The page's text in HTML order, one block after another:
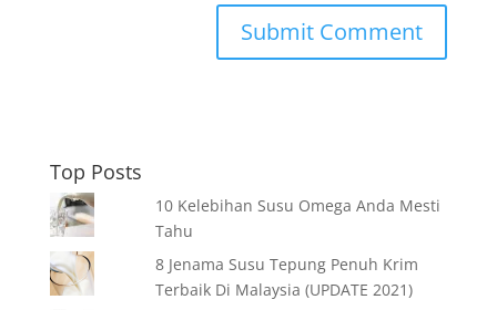
Top Posts
10 Kelebihan Susu Omega Anda Mesti
Tahu
8 Jenama Susu Tepung Penuh Krim
Terbaik Di Malaysia (UPDATE 2021)